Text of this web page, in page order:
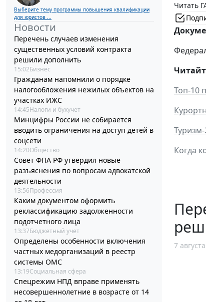
Выберите тему программы повышения квалификации
для юристов ...
Новости
Перечень случаев изменения
существенных условий контракта
решили дополнить
15:02Бизнес
Гражданам напомнили о порядке
налогообложения нежилых объектов на
участках ИЖС
14:45Налоги и бухучет
Минцифры России не собирается
вводить ограничения на доступ детей в
соцсети
14:20Общество
Совет ФПА РФ утвердил новые
разъяснения по вопросам адвокатской
деятельности
13:56Профессия
Каким документом оформить
реклассификацию задолженности
подотчетного лица
13:37Бюджетный учет
Определены особенности включения
частных медорганизаций в реестр
системы ОМС
13:19Социальная сфера
Спецрежим НПД вправе применять
несовершеннолетние в возрасте от 14
Читать
Топ-10
Когда
7